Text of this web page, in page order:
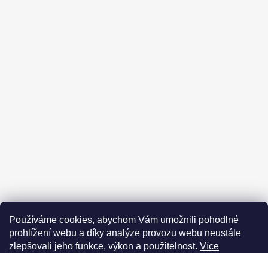
Používáme cookies, abychom Vám umožnili pohodlné
prohlížení webu a díky analýze provozu webu neustále
zlepšovali jeho funkce, výkon a použitelnost. Více
Kontakt
Obchodní podmínky
Podmínky ochrany osobních údajů
Prohlášení odpovědnosti
Moje objednávka